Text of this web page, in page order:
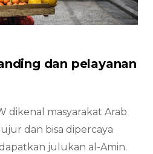
dan pelayanan
dikenal masyarakat Arab
dan bisa dipercaya
julukan al-Amin.